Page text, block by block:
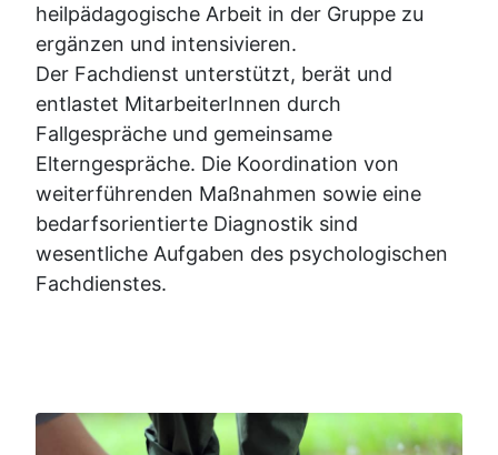
heilpädagogische Arbeit in der Gruppe zu
ergänzen und intensivieren.
Der Fachdienst unterstützt, berät und
entlastet MitarbeiterInnen durch
Fallgespräche und gemeinsame
Elterngespräche. Die Koordination von
weiterführenden Maßnahmen sowie eine
bedarfsorientierte Diagnostik sind
wesentliche Aufgaben des psychologischen
Fachdienstes.